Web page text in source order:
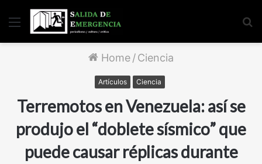
Menu
Home/Ciencia
Artículos Ciencia
Terremotos en Venezuela: así se
produjo el “doblete sísmico” que
puede causar réplicas durante